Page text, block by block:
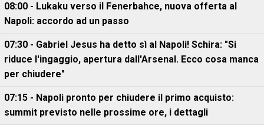
08:00 - Lukaku verso il Fenerbahce, nuova offerta al
Napoli: accordo ad un passo
07:30 - Gabriel Jesus ha detto sì al Napoli! Schira: "Si
riduce l'ingaggio, apertura dall'Arsenal. Ecco cosa manca
per chiudere"
07:15 - Napoli pronto per chiudere il primo acquisto:
summit previsto nelle prossime ore, i dettagli